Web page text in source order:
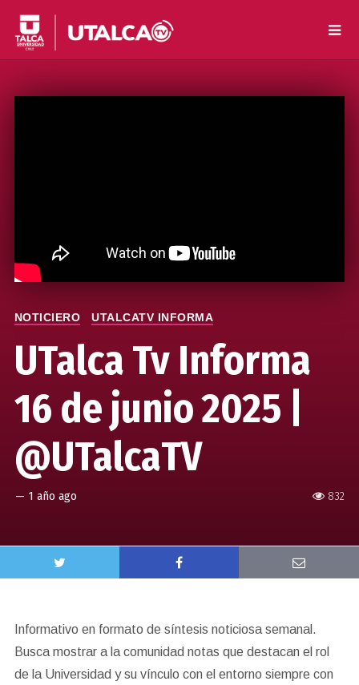
832
NOTICIERO UTALCATV INFORMA
UTalca Tv Informa
16 de junio 2025 |
@UTalcaTV
— 1 año ago
Informativo en formato de síntesis noticiosa semanal.
Busca mostrar a la comunidad notas que destacan el rol
de la Universidad y su vínculo con el entorno siempre con